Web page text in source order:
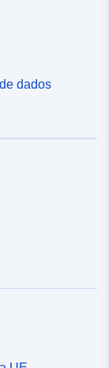
dados